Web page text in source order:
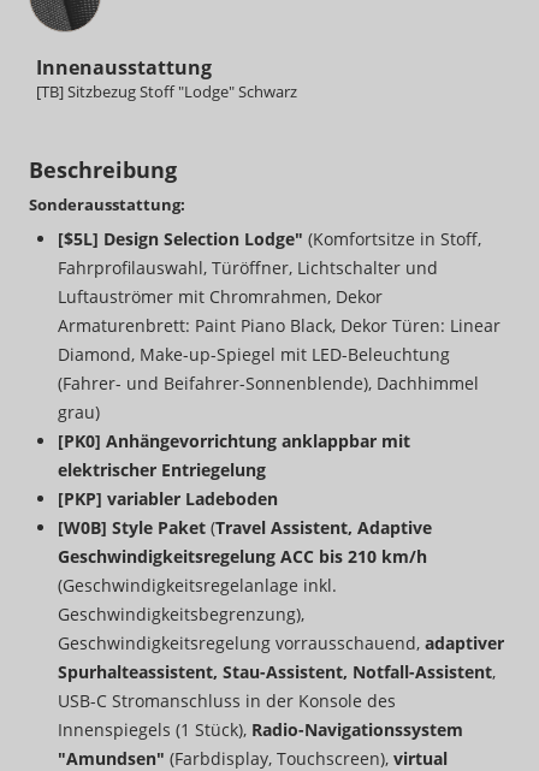
Innenausstattung
[TB] Sitzbezug Stoff "Lodge" Schwarz
Beschreibung
Sonderausstattung:
[$5L] Design Selection Lodge" (Komfortsitze in Stoff,
Fahrprofilauswahl, Türöffner, Lichtschalter und
Luftauströmer mit Chromrahmen, Dekor
Armaturenbrett: Paint Piano Black, Dekor Türen: Linear
Diamond, Make-up-Spiegel mit LED-Beleuchtung
(Fahrer- und Beifahrer-Sonnenblende), Dachhimmel
grau)
[PK0] Anhängevorrichtung anklappbar mit
elektrischer Entriegelung
[PKP] variabler Ladeboden
[W0B] Style Paket (Travel Assistent, Adaptive
Geschwindigkeitsregelung ACC bis 210 km/h
(Geschwindigkeitsregelanlage inkl.
Geschwindigkeitsbegrenzung),
Geschwindigkeitsregelung vorrausschauend, adaptiver
Spurhalteassistent, Stau-Assistent, Notfall-Assistent,
USB-C Stromanschluss in der Konsole des
Innenspiegels (1 Stück), Radio-Navigationssystem
"Amundsen" (Farbdisplay, Touchscreen), virtual